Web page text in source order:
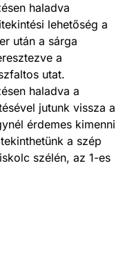
haladva
lehetőség a
után a sárga
a
utat.
haladva a
jutunk vissza a
érdemes kimenni
a szép
szélén, az 1-es